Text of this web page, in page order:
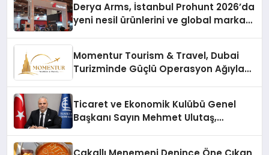
Derya Arms, İstanbul Prohunt 2026’da
yeni nesil ürünlerini ve global marka
Momentur Tourism & Travel, Dubai
Turizminde Güçlü Operasyon Ağıyla
Ticaret ve Ekonomik Kulübü Genel
Başkanı Sayın Mehmet Ulutaş,